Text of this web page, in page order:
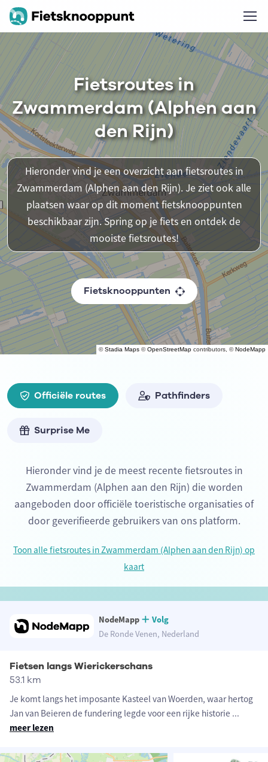
©Stadia Maps ©OpenStreetMap contributors, ©NodeMapp
Fietsroutes in
Zwammerdam (Alphen aan
den Rijn)
Hieronder vind je een overzicht aan fietsroutes in
Zwammerdam (Alphen aan den Rijn). Je ziet ook alle
plaatsen waar op dit moment fietsknooppunten
beschikbaar zijn. Spring op je fiets en ontdek de
mooiste fietsroutes!
Fietsknooppunten
Officiële routes Pathfinders
Surprise Me
Hieronder vind je de meest recente fietsroutes in
Zwammerdam (Alphen aan den Rijn) die worden
aangeboden door officiële toeristische organisaties of
door geverifieerde gebruikers van ons platform.
Toon alle fietsroutes in Zwammerdam (Alphen aan den Rijn) op
kaart
NodeMapp
Volg
De Ronde Venen, Nederland
Fietsen langs Wierickerschans
53.1 km
Je komt langs het imposante Kasteel van Woerden, waar hertog
Jan van Beieren de fundering legde voor een rijke historie ...
meer lezen